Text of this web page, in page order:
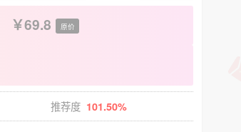
69.8 原价
推荐度 101.50%